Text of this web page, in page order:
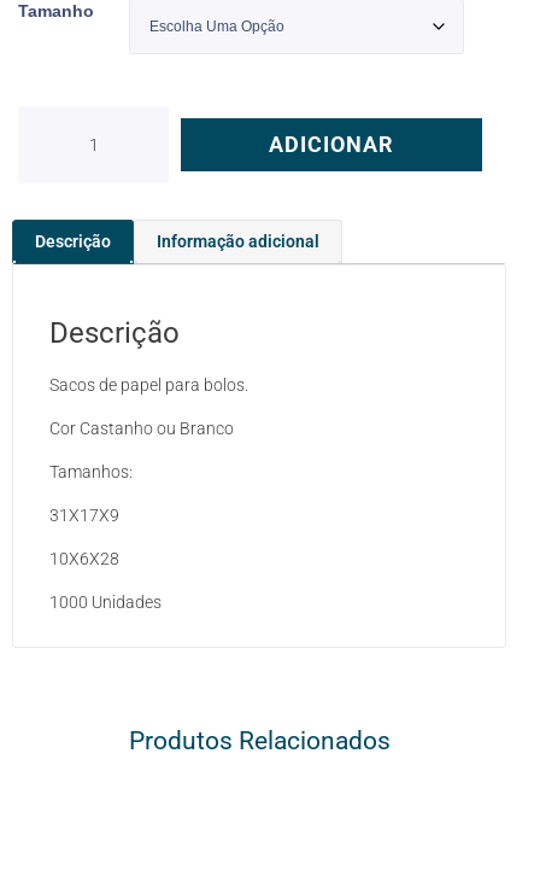
Tamanho
ADICIONAR
Descrição Informação adicional
Descrição
Sacos de papel para bolos.
Cor Castanho ou Branco
Tamanhos:
31X17X9
10X6X28
1000 Unidades
Produtos Relacionados